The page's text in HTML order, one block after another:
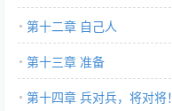
第十二章 自己人
第十三章 准备
第十四章 兵对兵，将对将！